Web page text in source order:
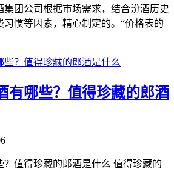
集团公司根据市场需求，结合汾酒历史
惯等因素，精心制定的。“价格表的
有哪些？值得珍藏的郎酒
？值得珍藏的郎酒是什么 值得珍藏的